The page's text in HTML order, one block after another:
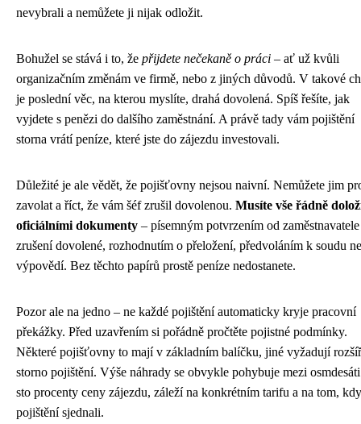
nevybrali a nemůžete ji nijak odložit.
Bohužel se stává i to, že přijdete nečekaně o práci – ať už kvůli
organizačním změnám ve firmě, nebo z jiných důvodů. V takové
je poslední věc, na kterou myslíte, drahá dovolená. Spíš řešíte, jak
vyjdete s penězi do dalšího zaměstnání. A právě tady vám pojištění
storna vrátí peníze, které jste do zájezdu investovali.
Důležité je ale vědět, že pojišťovny nejsou naivní. Nemůžete jim
zavolat a říct, že vám šéf zrušil dovolenou. Musíte vše řádně
oficiálními dokumenty – písemným potvrzením od
zrušení dovolené, rozhodnutím o přeložení, předvoláním k soudu
výpovědí. Bez těchto papírů prostě peníze nedostanete.
Pozor ale na jedno – ne každé pojištění automaticky kryje pracovní
překážky. Před uzavřením si pořádně pročtěte pojistné podmínky.
Některé pojišťovny to mají v základním balíčku, jiné vyžadují
storno pojištění. Výše náhrady se obvykle pohybuje mezi
sto procenty ceny zájezdu, záleží na konkrétním tarifu a na tom,
pojištění sjednali.